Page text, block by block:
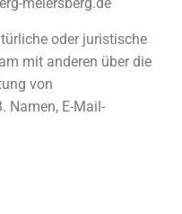
oder juristische
mit anderen über die
von
Namen, E-Mail-